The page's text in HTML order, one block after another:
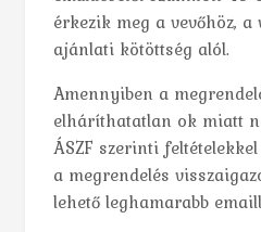
érkezik meg a vevőhöz, a
ajánlati kötöttség alól.
Amennyiben a
elháríthatatlan ok miatt
ÁSZF szerinti
a megrendelés
lehető leghamarabb